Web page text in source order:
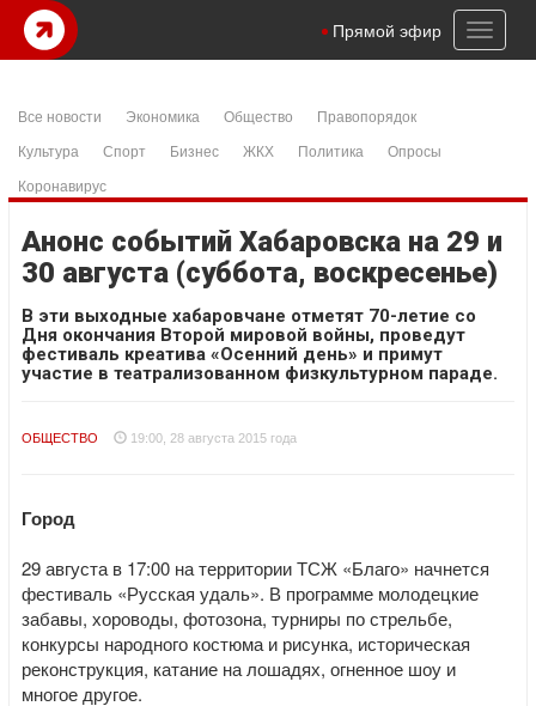
Toggle
Прямой эфир
Все новости Экономика Общество
Правопорядок
Культура
Спорт Бизнес ЖКХ Политика
Опросы
Коронавирус
Анонс событий Хабаровска на 29 и
30 августа (суббота, воскресенье)
В эти выходные хабаровчане отметят 70-летие со
Дня окончания Второй мировой войны, проведут
фестиваль креатива «Осенний день» и примут
участие в театрализованном физкультурном параде.
ОБЩЕСТВО 19:00, 28 августа 2015 года
Город
29 августа в 17:00 на территории ТСЖ «Благо» начнется
фестиваль «Русская удаль». В программе молодецкие
забавы, хороводы, фотозона, турниры по стрельбе,
конкурсы народного костюма и рисунка, историческая
реконструкция, катание на лошадях, огненное шоу и
многое другое.